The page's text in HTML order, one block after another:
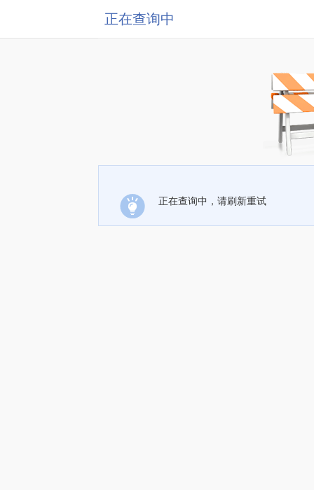
正在查询中
正在查询中，请刷新重试